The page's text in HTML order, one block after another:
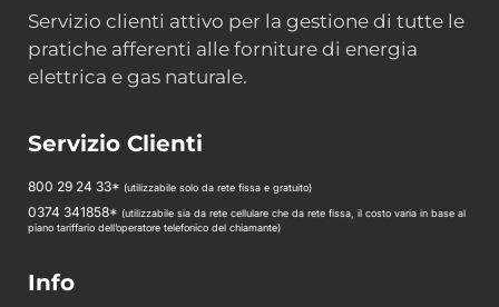
Servizio clienti attivo per la gestione di tutte le
pratiche afferenti alle forniture di energia
elettrica e gas naturale.
Servizio Clienti
800 29 24 33* (utilizzabile solo da rete fissa e gratuito)
0374 341858* (utilizzabile sia da rete cellulare che da rete fissa, il costo varia in base al
piano tariffario dell’operatore telefonico del chiamante)
Info